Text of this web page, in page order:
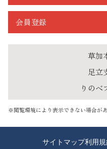
会員登録
草加
足立
りのべ
※閲覧環境により表示できない場合が
サイトマップ利用規